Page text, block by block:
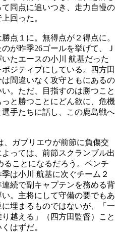
同点に追いつき、走力自慢の
回った。
点１に。無得点が２得点に。
が昨季26ゴールを挙げて、Ｊ
たエースの小川 航基だった
ジティブにしている。四方田
間違いなく攻守ともにあるの
。ただ、目指すのは勝つこと
と勝つことにどん欲に、危機
手たちに話し、この鹿島戦へ
、ガブリエウが前節に負傷交
っては、前節スクランブル出
ることになるだろう。ベンチ
は小川 航基に次ぐチーム２
続で副キャプテンを務める背
。主将にして守備の要でもあ
埋まるものではないが、「一
越える」（四方田監督）こと
はずだ。